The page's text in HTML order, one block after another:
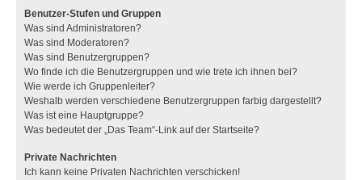
Benutzer-Stufen und Gruppen
Was sind Administratoren?
Was sind Moderatoren?
Was sind Benutzergruppen?
Wo finde ich die Benutzergruppen und wie trete ich ihnen bei?
Wie werde ich Gruppenleiter?
Weshalb werden verschiedene Benutzergruppen farbig dargestellt?
Was ist eine Hauptgruppe?
Was bedeutet der „Das Team“-Link auf der Startseite?
Private Nachrichten
Ich kann keine Privaten Nachrichten verschicken!